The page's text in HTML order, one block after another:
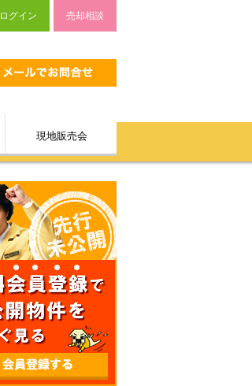
ログイン 売却相談
現地販売会